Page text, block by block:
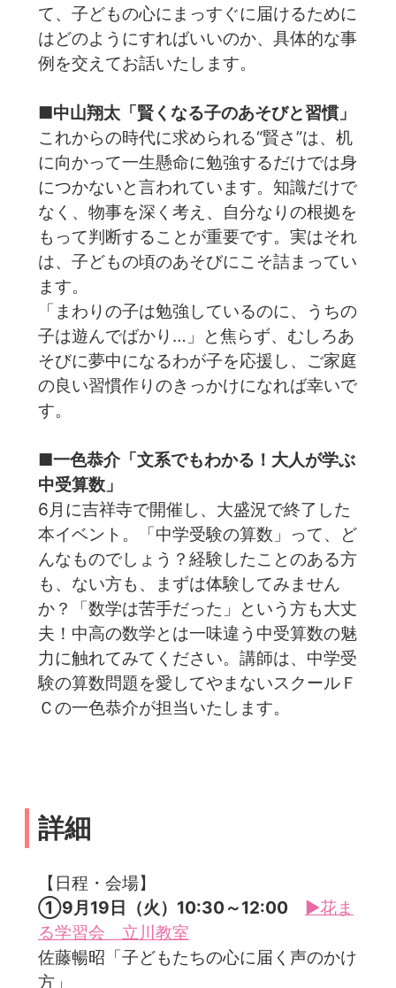
て、子どもの心にまっすぐに届けるために
はどのようにすればいいのか、具体的な事
例を交えてお話いたします。
■中山翔太「賢くなる子のあそびと習慣」
これからの時代に求められる“賢さ”は、机
に向かって一生懸命に勉強するだけでは身
につかないと言われています。知識だけで
なく、物事を深く考え、自分なりの根拠を
もって判断することが重要です。実はそれ
は、子どもの頃のあそびにこそ詰まってい
ます。
「まわりの子は勉強しているのに、うちの
子は遊んでばかり…」と焦らず、むしろあ
そびに夢中になるわが子を応援し、ご家庭
の良い習慣作りのきっかけになれば幸いで
す。
■一色恭介「文系でもわかる！大人が学ぶ
中受算数」
6月に吉祥寺で開催し、大盛況で終了した
本イベント。「中学受験の算数」って、ど
んなものでしょう？経験したことのある方
も、ない方も、まずは体験してみません
か？「数学は苦手だった」という方も大丈
夫！中高の数学とは一味違う中受算数の魅
力に触れてみてください。講師は、中学受
験の算数問題を愛してやまないスクールＦ
Ｃの一色恭介が担当いたします。
詳細
【日程・会場】
①9月19日（火）10:30～12:00
▶花ま
る学習会 立川教室
佐藤暢昭「子どもたちの心に届く声のかけ
方」